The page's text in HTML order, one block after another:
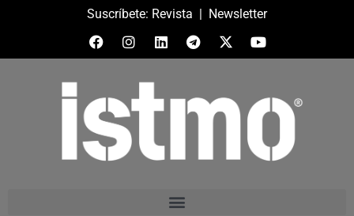
Suscríbete: Revista | Newsletter